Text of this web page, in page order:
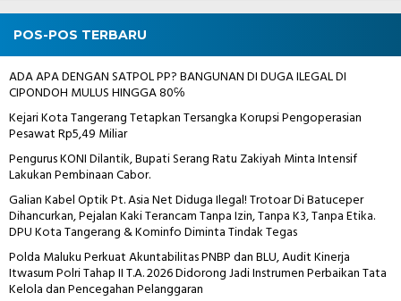
POS-POS TERBARU
ADA APA DENGAN SATPOL PP? BANGUNAN DI DUGA ILEGAL DI
CIPONDOH MULUS HINGGA 80℅
Kejari Kota Tangerang Tetapkan Tersangka Korupsi Pengoperasian
Pesawat Rp5,49 Miliar
Pengurus KONI Dilantik, Bupati Serang Ratu Zakiyah Minta Intensif
Lakukan Pembinaan Cabor.
Galian Kabel Optik Pt. Asia Net Diduga Ilegal! Trotoar Di Batuceper
Dihancurkan, Pejalan Kaki Terancam Tanpa Izin, Tanpa K3, Tanpa Etika.
DPU Kota Tangerang & Kominfo Diminta Tindak Tegas
Polda Maluku Perkuat Akuntabilitas PNBP dan BLU, Audit Kinerja
Itwasum Polri Tahap II T.A. 2026 Didorong Jadi Instrumen Perbaikan Tata
Kelola dan Pencegahan Pelanggaran